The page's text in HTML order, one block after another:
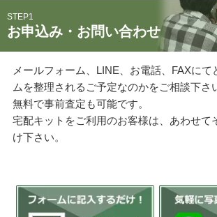
関東・関西エリアの出張買取強化
くれいも屋につい
会社概要
スタッフ紹介
STEP1
お申込み・お問い合わせ
メールフォーム、LINE、お電話、FAXにて
ムを整理されるご予定なのかをご相談下さ
無料で事前査定も可能です。
宅配キットをご利用のお客様は、あわせて
け下さい。